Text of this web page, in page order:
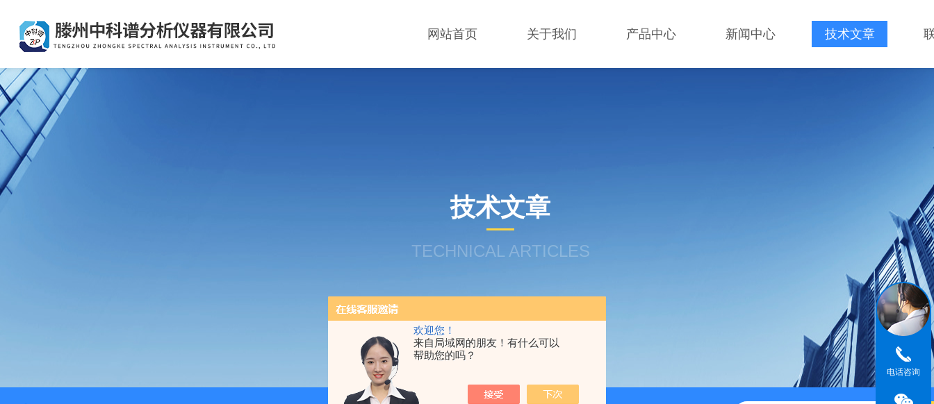
欢迎您！
来自局域网的朋友！有什么可以
帮助您的吗？
网站首页 关于我们 产品中心 新闻中心 技术文章
技术文章
TECHNICAL ARTICLES
电话咨询